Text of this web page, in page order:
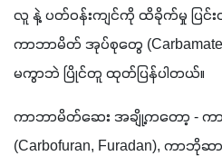
လူ နဲ့ ပတ်ဝန်းကျင်ကို ထိခိုက်မှု ပြင်း
ကာဘာမိတ် အုပ်စုတွေ
မကွာဘဲ ပြိုင်တူ ထုတ်ပြန်ပါတယ်။
ကာဘာမိတ်ဆေး အချို့ကတော့ - ကာဘ
(Carbofuran, Furadan), ကာဘိုဆ